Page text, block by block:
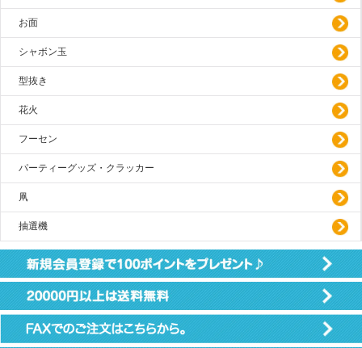
お面
シャボン玉
型抜き
花火
フーセン
パーティーグッズ・クラッカー
凧
抽選機